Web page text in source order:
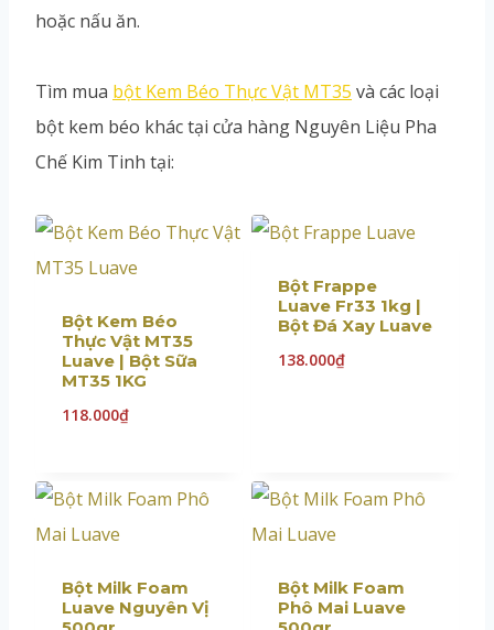
hoặc nấu ăn.
Tìm mua bột Kem Béo Thực Vật MT35 và các loại
bột kem béo khác tại cửa hàng Nguyên Liệu Pha
Chế Kim Tinh tại:
Bột Kem Béo
Thực Vật MT35
Luave | Bột Sữa
MT35 1KG
118.000₫
Bột Frappe
Luave Fr33 1kg |
Bột Đá Xay Luave
138.000₫
Bột Milk Foam
Luave Nguyên Vị
Bột Milk Foam
Phô Mai Luave